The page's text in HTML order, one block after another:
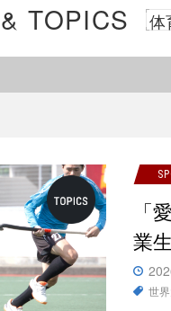
TOPICS 体
「
業
世